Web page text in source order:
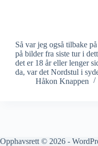
Så var jeg også tilbake
på bilder fra siste tur i
det er 18 år eller lenger
da, var det Nordstul i
Håkon Knappen
Opphavsrett © 2026 -